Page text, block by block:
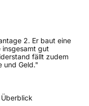
2. Er baut eine
insgesamt gut
fällt zudem
und Geld."
Überblick